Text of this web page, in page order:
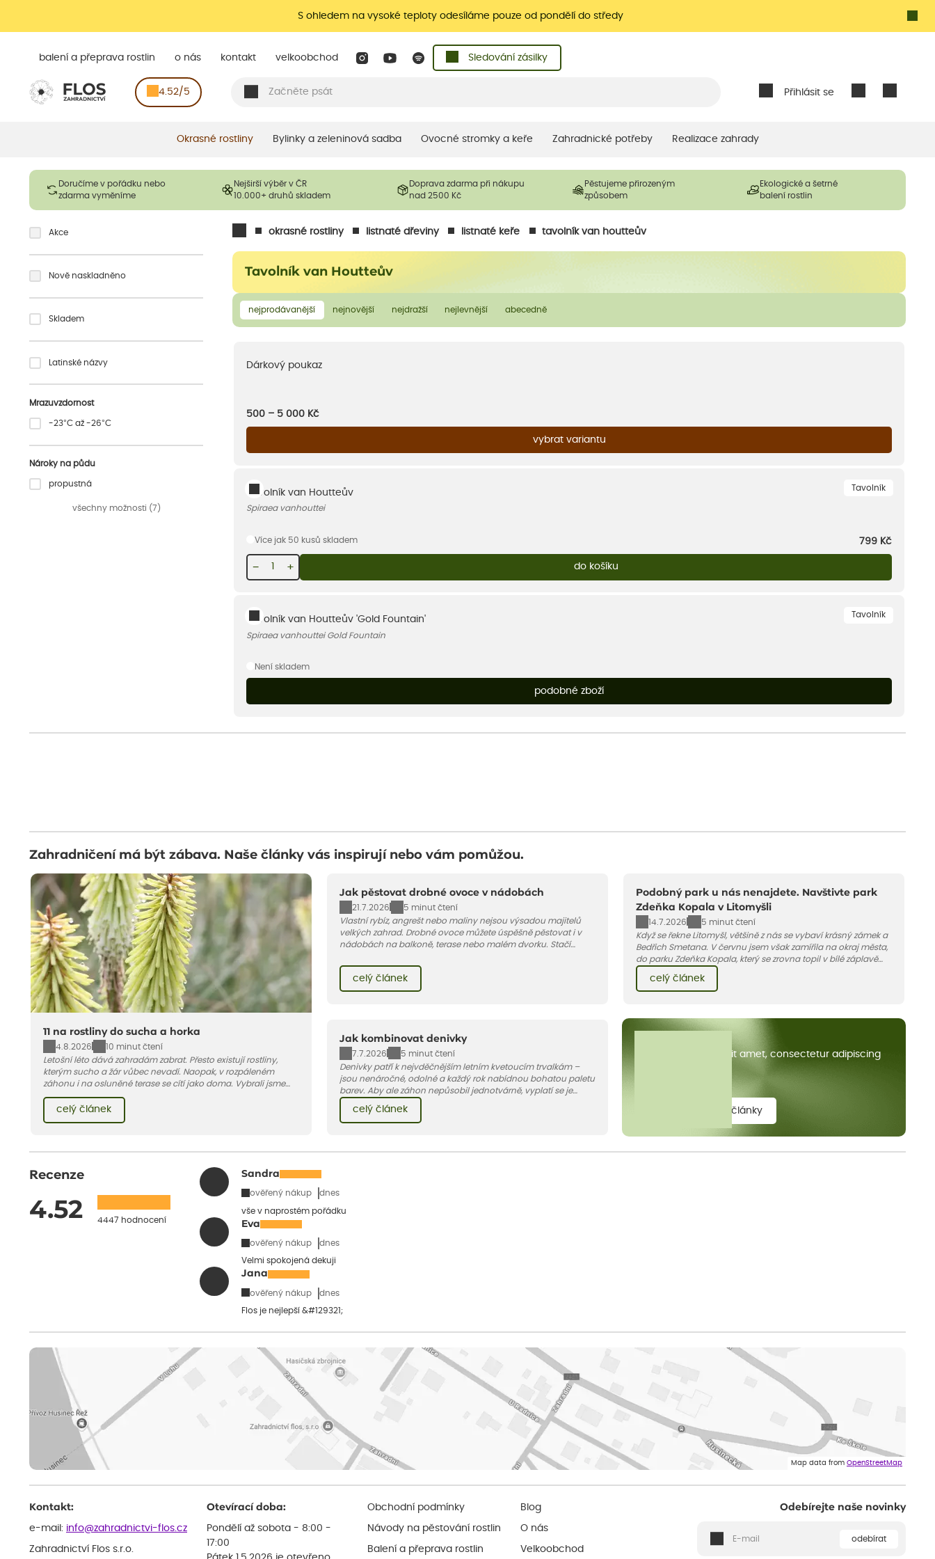
S ohledem na vysoké teploty odesíláme pouze od pondělí do středy
Přihlásit se
balení a přeprava rostlin o nás kontakt velkoobchod Sledování zásilky
4.52/5
Okrasné rostliny Bylinky a zeleninová sadba Ovocné stromky a keře Zahradnické potřeby Realizace zahrady
Doručíme v pořádku nebo
zdarma vyměníme
Nejširší výběr v ČR
10.000+ druhů skladem
Doprava zdarma při nákupu
nad 2500 Kč
Pěstujeme přirozeným
způsobem
Ekologické a šetrné
balení rostlin
okrasné rostliny listnaté dřeviny listnaté keře tavolník van houtteův
Tavolník van Houtteův
nejprodávanější nejnovější nejdražší nejlevnější abecedně
Akce
Nově naskladněno
Skladem
Latinské názvy
Mrazuvzdornost
-23°C až -26°C
Nároky na půdu
propustná
všechny možnosti (7)
Dárkový poukaz
500 – 5 000 Kč
vybrat variantu
Tavolník
Tavolník van Houtteův
Spiraea vanhouttei
Více jak 50 kusů skladem 799 Kč
+
− do košíku
Tavolník
Tavolník van Houtteův 'Gold Fountain'
Spiraea vanhouttei Gold Fountain
Není skladem
podobné zboží
Zahradničení má být zábava. Naše články vás inspirují nebo vám pomůžou.
11 na rostliny do sucha a horka
4.8.2026
10 minut čtení
Letošní léto dává zahradám zabrat. Přesto existují rostliny,
kterým sucho a žár vůbec nevadí. Naopak, v rozpáleném
záhonu i na osluněné terase se cítí jako doma. Vybrali jsme
pro vás 11 tipů na odolné druhy, které zvládnou horké a suché
léto bez pravidelné zálivky. Pojďme se podívat, které to jsou.
celý článek
Jak pěstovat drobné ovoce v nádobách
21.7.2026
5 minut čtení
Vlastní rybíz, angrešt nebo maliny nejsou výsadou majitelů
velkých zahrad. Drobné ovoce můžete úspěšně pěstovat i v
nádobách na balkoně, terase nebo malém dvorku. Stačí
pár základních pravidel. V tomto článku vám poradíme, jak na
celý článek
Podobný park u nás nenajdete. Navštivte park
Zdeňka Kopala v Litomyšli
14.7.2026
5 minut čtení
Když se řekne Litomyšl, většině z nás se vybaví krásný zámek a
Bedřich Smetana. V červnu jsem však zamířila na okraj města,
do parku Zdeňka Kopala, který se zrovna topil v bílé záplavě
kvetoucích kopretin. Fotky řeknou víc než slova, přidávám k
nim pár řádků o tom, jak tento jedinečný kus krajiny vznikl.
celý článek
Jak kombinovat denivky
7.7.2026
5 minut čtení
Denivky patří k nejvděčnějším letním kvetoucím trvalkám –
jsou nenáročné, odolné a každý rok nabídnou bohatou paletu
barev. Aby ale záhon nepůsobil jednotvárně, vyplatí se je
doplnit vhodnými sousedy. V dnešním článku vám ukážeme, s
jakými trvalkami a travinami denivky nejlépe ladí.
celý článek
Lorem ipsum dolor sit amet, consectetur adipiscing
zobrazit všechny články
Recenze
4.52 4447 hodnocení
Sandra
ověřený nákup dnes
vše v naprostém pořádku
Eva
ověřený nákup dnes
Velmi spokojená dekuji
Jana
ověřený nákup dnes
Flos je nejlepší &#129321;
Map data from OpenStreetMap
Kontakt:
e-mail: info@zahradnictvi-flos.cz
Zahradnictví Flos s.r.o.
Otevírací doba:
Pondělí až sobota - 8:00 -
17:00
Obchodní podmínky
Návody na pěstování rostlin
Balení a přeprava rostlin
Blog
O nás
Velkoobchod
Odebírejte naše novinky
odebírat